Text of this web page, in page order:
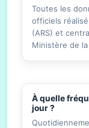
Toutes les
officiels
(ARS) et
Ministère de
À quelle
jour ?